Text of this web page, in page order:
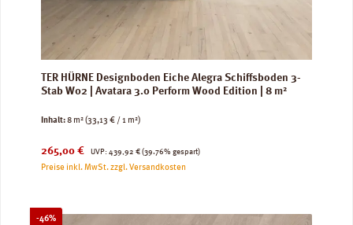
TER HÜRNE Designboden Eiche Alegra Schiffsboden 3-
Stab W02 | Avatara 3.0 Perform Wood Edition | 8 m²
Inhalt:8 m²(33,13 € / 1 m²)
Verkaufspreis:
265,00 € UVP:
Regulärer Preis:
439,92 € (39.76% gespart)
Preise inkl. MwSt. zzgl. Versandkosten
-46%Rabatt